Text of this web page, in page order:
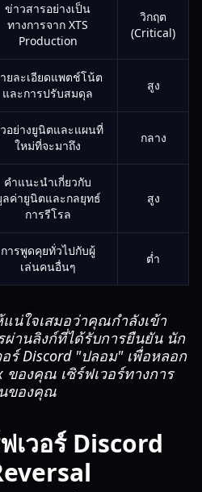
ข่าวสารอย่างเป็น
ทางการจาก XTS
Production
วิกฤต
(Critical)
ยละเอียดแพตช์โน้ต
และการปรับสมดุล
สูง
อย่างยูนิตและแผนที่
ใหม่ที่จะมาถึง
กลาง
คำแนะนำเกี่ยวกับ
ค่ายูนิตและกลยุทธ์
การรีโรล
สูง
การพูดคุยทั่วไปกับผู้
เล่นคนอื่นๆ
ต่ำ
น่ใจเสมอว่าคุณกำลังเข้า
ผ่านลิงก์ที่ได้รับการยืนยัน นัก
ร์ Discord "ปลอม" เพื่อหลอก
ของคุณ เซิร์ฟเวอร์ทางการ
ของคุณ
เวอร์ Discord